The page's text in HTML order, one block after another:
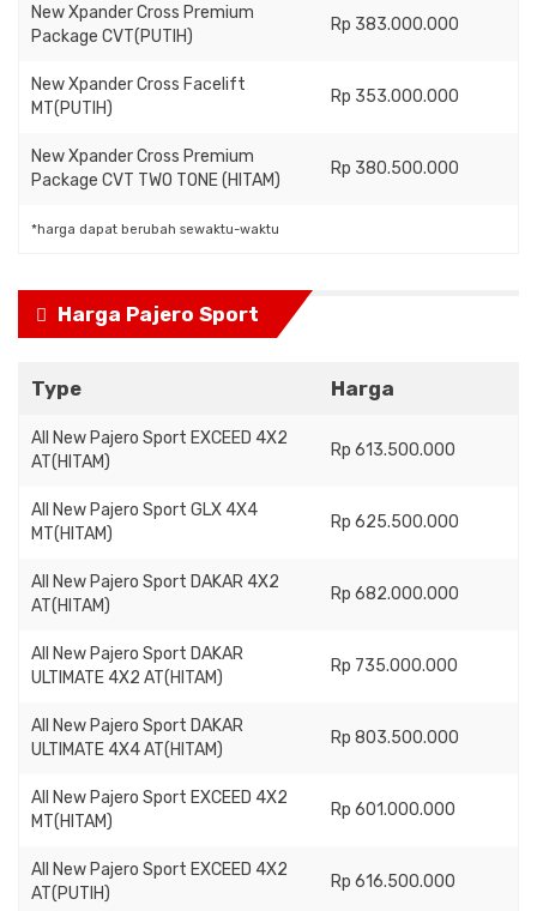
New Xpander Cross Premium
Package CVT(PUTIH)
Rp 383.000.000
New Xpander Cross Facelift
MT(PUTIH)
Rp 353.000.000
New Xpander Cross Premium
Package CVT TWO TONE (HITAM)
Rp 380.500.000
*harga dapat berubah sewaktu-waktu
Harga Pajero Sport
Type Harga
All New Pajero Sport EXCEED 4X2
AT(HITAM)
Rp 613.500.000
All New Pajero Sport GLX 4X4
MT(HITAM)
Rp 625.500.000
All New Pajero Sport DAKAR 4X2
AT(HITAM)
Rp 682.000.000
All New Pajero Sport DAKAR
ULTIMATE 4X2 AT(HITAM)
Rp 735.000.000
All New Pajero Sport DAKAR
ULTIMATE 4X4 AT(HITAM)
Rp 803.500.000
All New Pajero Sport EXCEED 4X2
MT(HITAM)
Rp 601.000.000
All New Pajero Sport EXCEED 4X2
AT(PUTIH)
Rp 616.500.000